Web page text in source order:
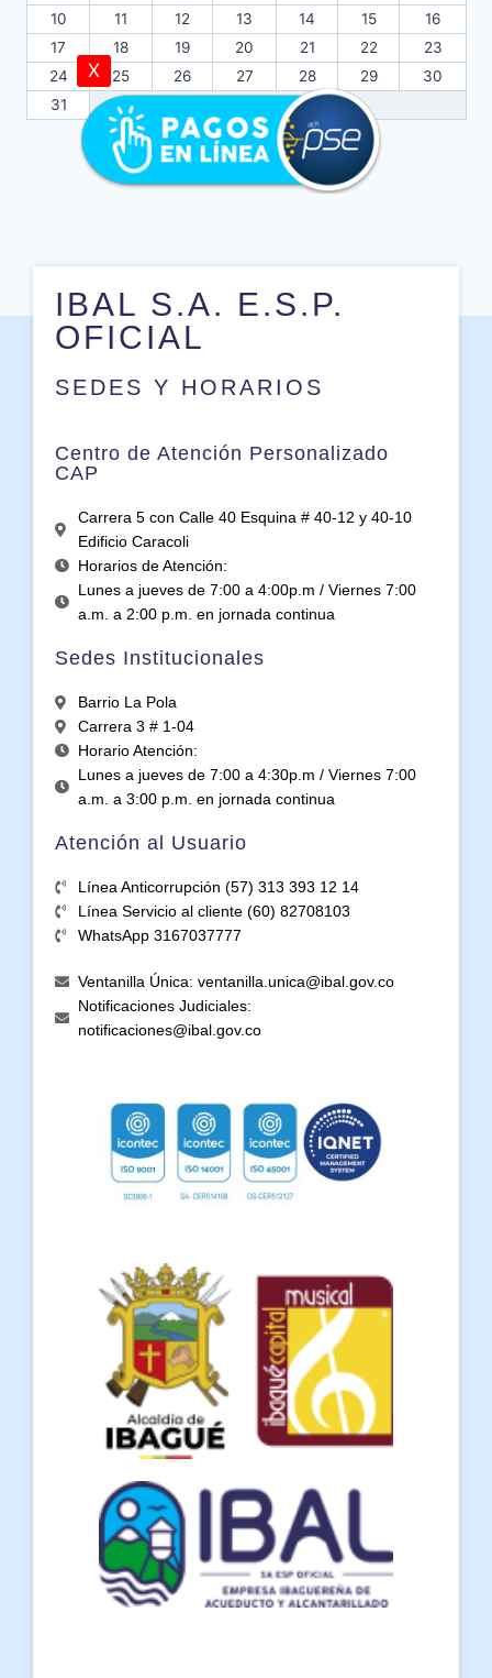
10
11 12 13 14 15
16
17
18 19 20 21 22
23
24
25 26 27 28 29
30
31
« Jul
IBAL S.A. E.S.P.
OFICIAL
SEDES Y HORARIOS
Centro de Atención Personalizado
CAP
Carrera 5 con Calle 40 Esquina # 40-12 y 40-10
Edificio Caracoli
Horarios de Atención:
Lunes a jueves de 7:00 a 4:00p.m / Viernes 7:00
a.m. a 2:00 p.m. en jornada continua
Sedes Institucionales
Barrio La Pola
Carrera 3 # 1-04
Horario Atención:
Lunes a jueves de 7:00 a 4:30p.m / Viernes 7:00
a.m. a 3:00 p.m. en jornada continua
Atención al Usuario
Línea Anticorrupción (57) 313 393 12 14
Línea Servicio al cliente (60) 82708103
WhatsApp 3167037777
Ventanilla Única: ventanilla.unica@ibal.gov.co
Notificaciones Judiciales:
notificaciones@ibal.gov.co
X